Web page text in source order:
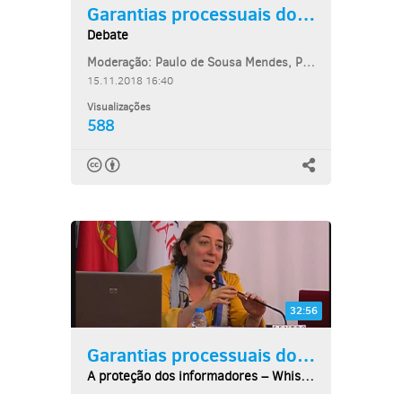
Garantias processuais dos...
Debate
Moderação: Paulo de Sousa Mendes, Professor Associado da Faculdade de Direito...
15.11.2018 16:40
Visualizações
588
32:56
Garantias processuais dos...
A proteção dos informadores – Whistleblowers – e...